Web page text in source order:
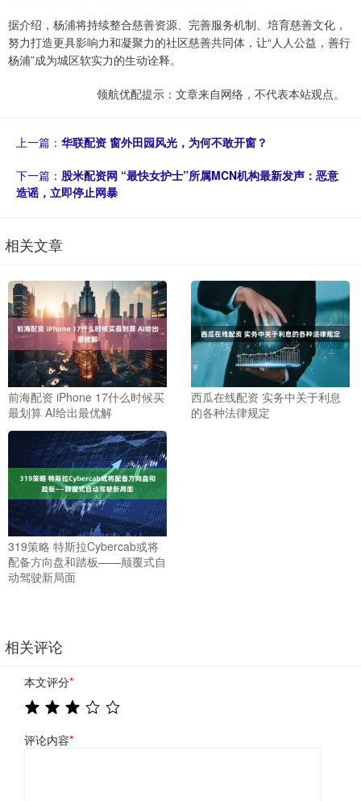
据介绍，杨浦将持续整合慈善资源、完善服务机制、培育慈善文化，
努力打造更具影响力和凝聚力的社区慈善共同体，让“人人公益，善行
杨浦”成为城区软实力的生动诠释。
领航优配提示：文章来自网络，不代表本站观点。
上一篇： 华联配资 窗外田园风光，为何不敢开窗？
下一篇： 股米配资网 “最快女护士”所属MCN机构最新发声：恶意
造谣，立即停止网暴
相关文章
前海配资 iPhone 17什么时候买
最划算 AI给出最优解
西瓜在线配资 实务中关于利息
的各种法律规定
319策略 特斯拉Cybercab或将
配备方向盘和踏板——颠覆式自
动驾驶新局面
相关评论
本文评分*
评论内容*